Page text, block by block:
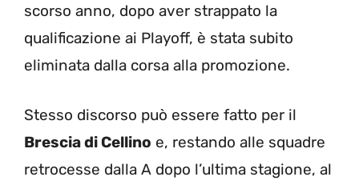
scorso anno, dopo aver strappato la
qualificazione ai Playoff, è stata subito
eliminata dalla corsa alla promozione.
Stesso discorso può essere fatto per il
Brescia di Cellino e, restando alle squadre
retrocesse dalla A dopo l’ultima stagione, al